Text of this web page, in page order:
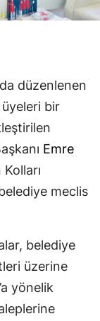
düzenlenen
üyeleri bir
Emre
Kolları
meclis
belediye
üzerine
’a yönelik